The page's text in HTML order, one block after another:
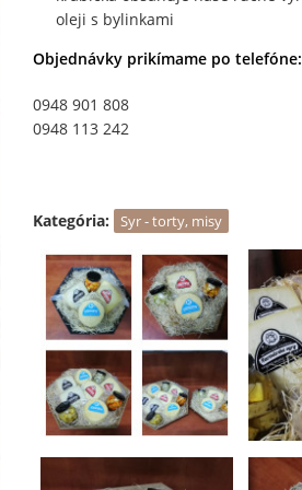
oleji s bylinkami
Objednávky prikímame po telefóne:
0948 901 808
0948 113 242
Kategória: Syr - torty, misy